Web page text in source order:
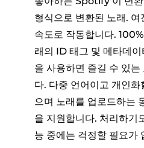
형식으로 변환된 노래.
속도로 작동합니다.
래의 ID 태그 및 메타데
을 사용하면 즐길 수 있는
다. 다중 언어이고 개인화
으며 노래를 업로드하는
을 지원합니다. 처리하기
능 중에는 걱정할 필요가